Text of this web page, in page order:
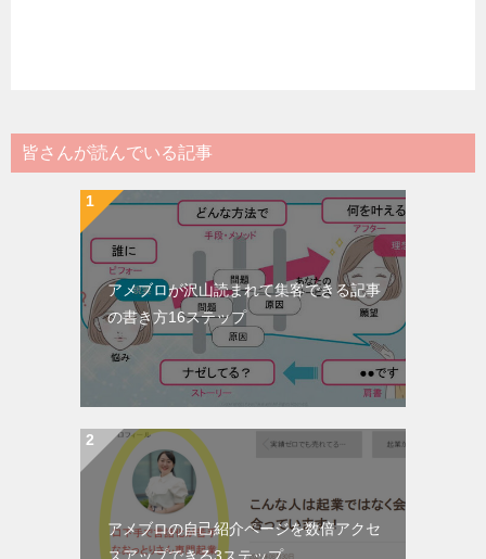
皆さんが読んでいる記事
アメブロが沢山読まれて集客できる記事
の書き方16ステップ
アメブロの自己紹介ページを数倍アクセ